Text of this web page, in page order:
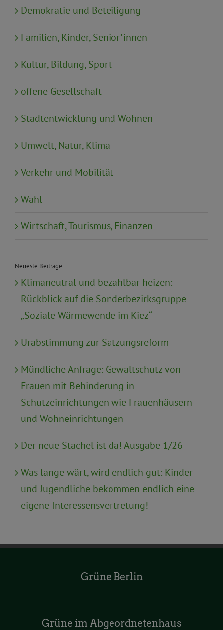
Demokratie und Beteiligung
Familien, Kinder, Senior*innen
Kultur, Bildung, Sport
offene Gesellschaft
Stadtentwicklung und Wohnen
Umwelt, Natur, Klima
Verkehr und Mobilität
Wahl
Wirtschaft, Tourismus, Finanzen
Neueste Beiträge
Klimaneutral und bezahlbar heizen:
Rückblick auf die Sonderbezirksgruppe
„Soziale Wärmewende im Kiez“
Urabstimmung zur Satzungsreform
Mündliche Anfrage: Gewaltschutz von
Frauen mit Behinderung in
Schutzeinrichtungen wie Frauenhäusern
und Wohneinrichtungen
Der neue Stachel ist da! Ausgabe 1/26
Was lange wärt, wird endlich gut: Kinder
und Jugendliche bekommen endlich eine
eigene Interessensvertretung!
Grüne Berlin
Grüne im Abgeordnetenhaus